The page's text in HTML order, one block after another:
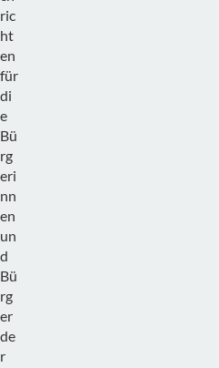
ric
ht
en
für
di
e
Bü
rg
eri
nn
en
un
d
Bü
rg
er
de
r